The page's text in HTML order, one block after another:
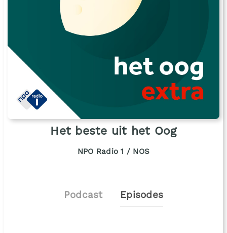
Het beste uit het Oog
NPO Radio 1 / NOS
Podcast Episodes